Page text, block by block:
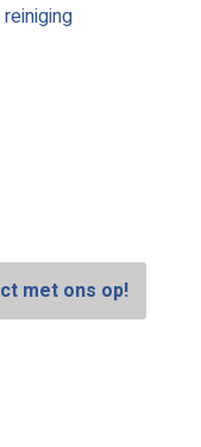
met ons op!